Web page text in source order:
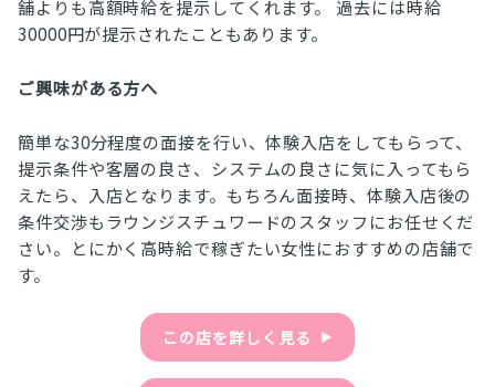
舗よりも高額時給を提示してくれます。 過去には時給
30000円が提示されたこともあります。
ご興味がある方へ
簡単な30分程度の面接を行い、体験入店をしてもらって、
提示条件や客層の良さ、システムの良さに気に入ってもら
えたら、入店となります。もちろん面接時、体験入店後の
条件交渉もラウンジスチュワードのスタッフにお任せくだ
さい。とにかく高時給で稼ぎたい女性におすすめの店舗で
す。
この店を詳しく見る ▶︎